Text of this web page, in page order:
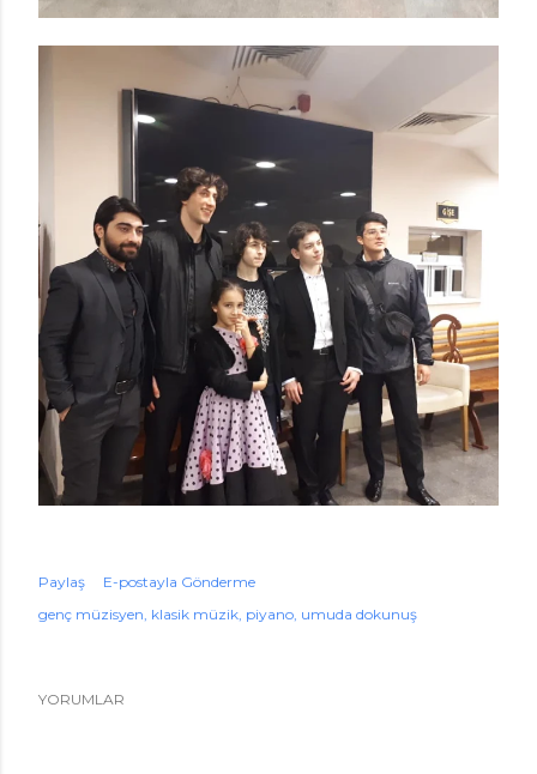
Paylaş
E-postayla Gönderme
genç müzisyen klasik müzik piyano umuda dokunuş
YORUMLAR